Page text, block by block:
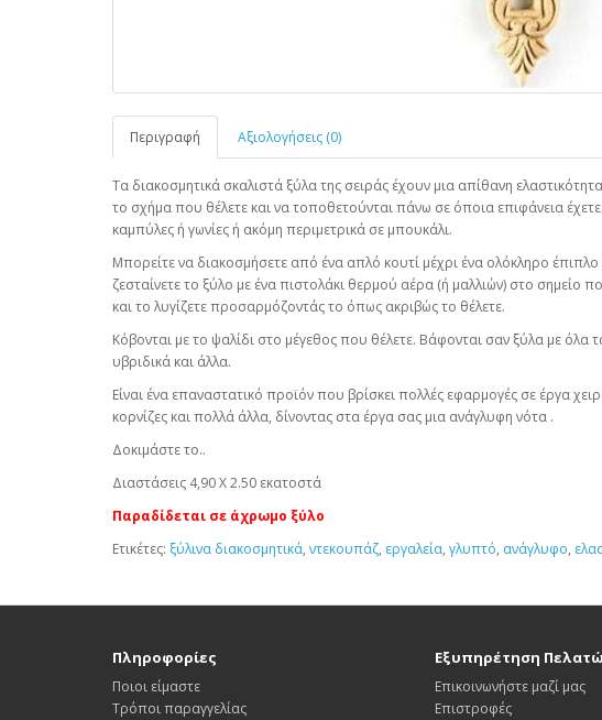
Περιγραφή Αξιολογήσεις (0)
Τα διακοσμητικά σκαλιστά ξύλα της σειράς έχουν μια απίθανη
το σχήμα που θέλετε και να τοποθετούνται πάνω σε όποια επιφάνεια
καμπύλες ή γωνίες ή ακόμη περιμετρικά σε μπουκάλι.
Μπορείτε να διακοσμήσετε από ένα απλό κουτί μέχρι ένα ολόκληρο
ζεσταίνετε το ξύλο με ένα πιστολάκι θερμού αέρα (ή μαλλιών) στο σημείο
και το λυγίζετε προσαρμόζοντάς το όπως ακριβώς το θέλετε.
Κόβονται με το ψαλίδι στο μέγεθος που θέλετε. Βάφονται σαν ξύλα με
υβριδικά και άλλα.
Είναι ένα επαναστατικό προϊόν που βρίσκει πολλές εφαρμογές σε έργα
κορνίζες και πολλά άλλα, δίνοντας στα έργα σας μια ανάγλυφη νότα .
Δοκιμάστε το..
Διαστάσεις 4,90 Χ 2.50 εκατοστά
Παραδίδεται σε άχρωμο ξύλο
Ετικέτες: ξύλινα διακοσμητικά, ντεκουπάζ, εργαλεία, γλυπτό, ανάγλυφο,
Πληροφορίες
Ποιοι είμαστε
Τρόποι παραγγελίας
Εξυπηρέτηση
Επικοινωνήστε μαζί μας
Επιστροφές